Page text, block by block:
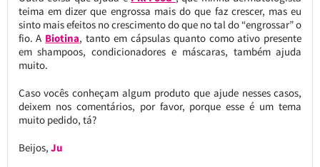
teima em dizer que engrossa mais do que faz crescer, mas eu
sinto mais efeitos no crescimento do que no tal do “engrossar” o
fio. A Biotina, tanto em cápsulas quanto como ativo presente
em shampoos, condicionadores e máscaras, também ajuda
muito.
Caso vocês conheçam algum produto que ajude nesses casos,
deixem nos comentários, por favor, porque esse é um tema
muito pedido, tá?
Beijos, Ju